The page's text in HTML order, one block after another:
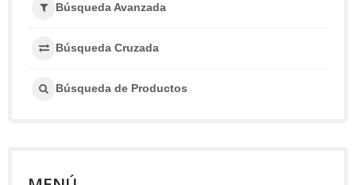
Búsqueda Avanzada
Búsqueda Cruzada
Búsqueda de Productos